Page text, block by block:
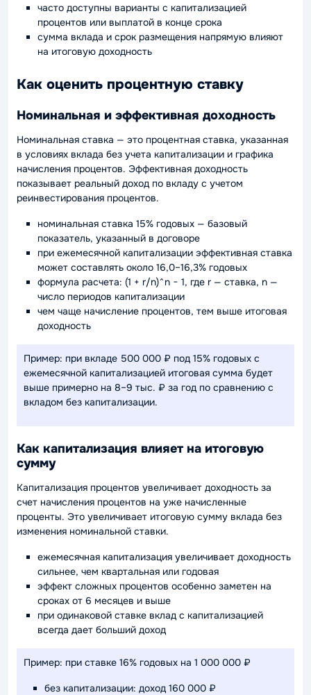
часто доступны варианты с капитализацией
процентов или выплатой в конце срока
сумма вклада и срок размещения напрямую влияют
на итоговую доходность
Как оценить процентную ставку
Номинальная и эффективная доходность
Номинальная ставка — это процентная ставка, указанная
в условиях вклада без учета капитализации и графика
начисления процентов. Эффективная доходность
показывает реальный доход по вкладу с учетом
реинвестирования процентов.
номинальная ставка 15% годовых — базовый
показатель, указанный в договоре
при ежемесячной капитализации эффективная ставка
может составлять около 16,0–16,3% годовых
формула расчета: (1 + r/n)^n − 1, где r — ставка, n —
число периодов капитализации
чем чаще начисление процентов, тем выше итоговая
доходность
Пример: при вкладе 500 000 ₽ под 15% годовых с
ежемесячной капитализацией итоговая сумма будет
выше примерно на 8–9 тыс. ₽ за год по сравнению с
вкладом без капитализации.
Как капитализация влияет на итоговую
сумму
Капитализация процентов увеличивает доходность за
счет начисления процентов на уже начисленные
проценты. Это увеличивает итоговую сумму вклада без
изменения номинальной ставки.
ежемесячная капитализация увеличивает доходность
сильнее, чем квартальная или годовая
эффект сложных процентов особенно заметен на
сроках от 6 месяцев и выше
при одинаковой ставке вклад с капитализацией
всегда дает больший доход
Пример: при ставке 16% годовых на 1 000 000 ₽
без капитализации: доход 160 000 ₽